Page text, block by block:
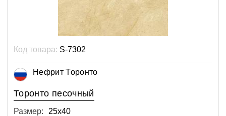
Код товара: S-7302
Нефрит Торонто
Торонто песочный
Размер:
25х40